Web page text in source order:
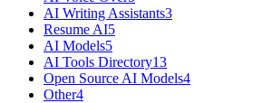
AI Writing Assistants3
Resume AI5
AI Models5
AI Tools Directory13
Open Source AI Models4
Other4